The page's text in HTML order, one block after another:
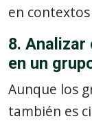
en
8.
en un
Aunque los
también es